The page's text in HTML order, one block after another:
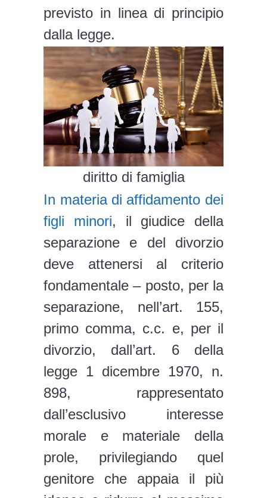
previsto in linea di principio
dalla legge.
diritto di famiglia
In materia di affidamento dei
figli minori, il giudice della
separazione e del divorzio
deve attenersi al criterio
fondamentale – posto, per la
separazione, nell’art. 155,
primo comma, c.c. e, per il
divorzio, dall’art. 6 della
legge 1 dicembre 1970, n.
898, rappresentato
dall’esclusivo interesse
morale e materiale della
prole, privilegiando quel
genitore che appaia il più